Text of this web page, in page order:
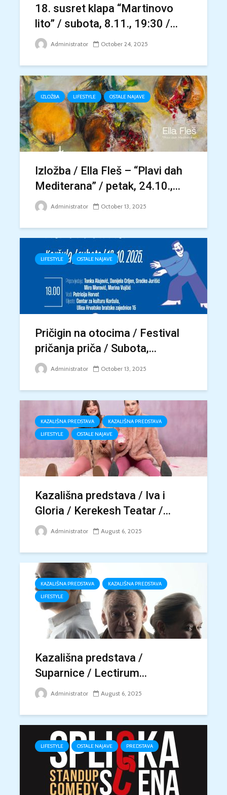
18. susret klapa “Martinovo
lito” / subota, 8.11., 19:30 /...
Administrator October 24, 2025
IZLOŽBA LIFESTYLE OSTALE NAJAVE
Izložba / Ella Fleš – “Plavi dah
Mediterana” / petak, 24.10.,...
Administrator October 13, 2025
LIFESTYLE OSTALE NAJAVE
Pričigin na otocima / Festival
pričanja priča / Subota,...
Administrator October 13, 2025
KAZALIŠNA PREDSTAVA
KAZALIŠNA PREDSTAVA
LIFESTYLE
OSTALE NAJAVE
Kazališna predstava / Iva i
Gloria / Kerekesh Teatar /...
Administrator August 6, 2025
KAZALIŠNA PREDSTAVA
KAZALIŠNA PREDSTAVA
LIFESTYLE
Kazališna predstava /
Suparnice / Lectirum...
Administrator August 6, 2025
LIFESTYLE OSTALE NAJAVE PREDSTAVA